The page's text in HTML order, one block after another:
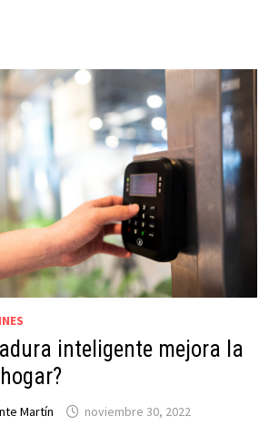
inteligente mejora la
Martín noviembre 30, 2022